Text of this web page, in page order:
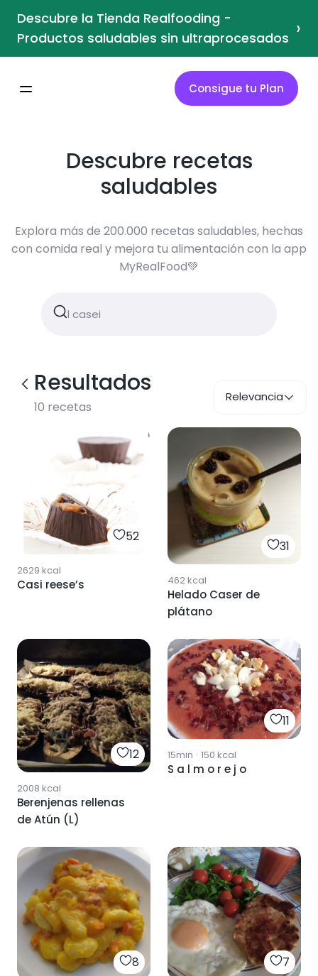
Descubre la Tienda Realfooding -
Productos saludables sin ultraprocesados ›
Consigue tu Plan
Descubre recetas
saludables
Explora más de 200.000 recetas saludables, hechas
con comida real y mejora tu alimentación con la app
MyRealFood💚
Resultados
10 recetas
Relevancia
52
2629 kcal
Casi reese’s
31
462kcal
Helado Caser de
plátano
12
2008 kcal
Berenjenas rellenas
de Atún (L)
11
15min · 150 kcal
S a l m o r e j o
8 7